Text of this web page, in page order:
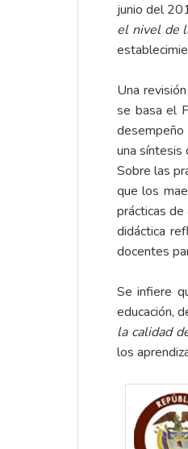
junio del
el nivel de
Una
se basa el
una síntesis
Sobre las
que los
prácticas
didáctica
docentes
Se infiere
educación,
la calidad
los